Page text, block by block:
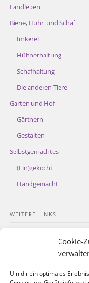
Cookie-
Um dir ein optimales
Landleben
Biene, Huhn und Schaf
Imkerei
Hühnerhaltung
Schafhaltung
Die anderen Tiere
Garten und Hof
Gärtnern
Gestalten
Selbstgemachtes
(Ein)gekocht
Handgemacht
WEITERE LINKS